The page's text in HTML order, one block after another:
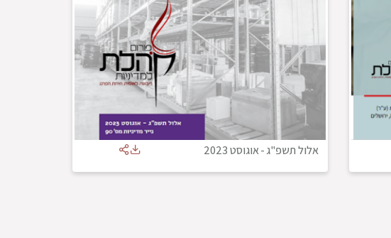
אלול תשפ"ג-אוגוסט 2023